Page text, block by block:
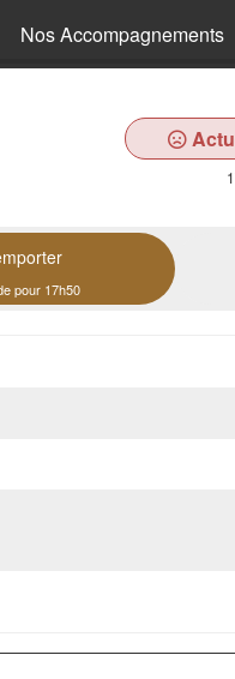
Nos Accompagnements
pour 17h50